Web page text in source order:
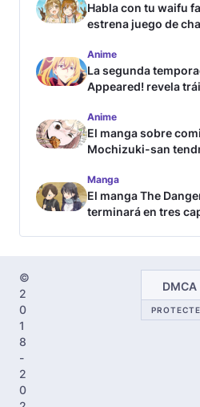
Habla con tu waifu
estrena juego de
Anime
La segunda
Appeared! revela
Anime
El manga sobre
Mochizuki-san
Manga
El manga The
terminará en tres
©
2
0
1
8
-
2
0
DMCA